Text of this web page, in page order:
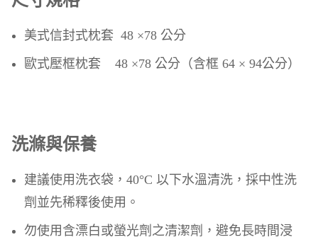
美式信封式枕套 48 ×78 公分
歐式壓框枕套 48 ×78 公分（含框 64 × 94公分）
洗滌與保養
建議使用洗衣袋，40°C 以下水溫清洗，採中性洗
劑並先稀釋後使用。
勿使用含漂白或螢光劑之清潔劑，避免長時間浸